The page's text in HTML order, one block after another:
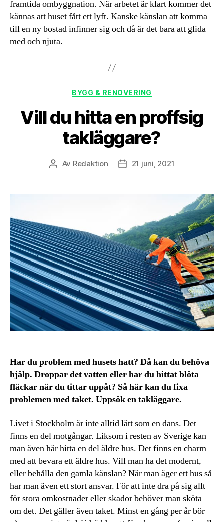
framtida ombyggnation. När arbetet är klart kommer det
kännas att huset fått ett lyft. Kanske känslan att komma
till en ny bostad infinner sig och då är det bara att glida
med och njuta.
Kategorier
BYGG & RENOVERING
Vill du hitta en proffsig
takläggare?
Inläggsförfattare
Av Redaktion Inläggsdatum
21 juni, 2021
Har du problem med husets hatt? Då kan du behöva
hjälp. Droppar det vatten eller har du hittat blöta
fläckar när du tittar uppåt? Så här kan du fixa
problemen med taket. Uppsök en takläggare.
Livet i Stockholm är inte alltid lätt som en dans. Det
finns en del motgångar. Liksom i resten av Sverige kan
man även här hitta en del äldre hus. Det finns en charm
med att bevara ett äldre hus. Vill man ha det modernt,
eller behålla den gamla känslan? När man äger ett hus så
har man även ett stort ansvar. För att inte dra på sig allt
för stora omkostnader eller skador behöver man sköta
om det. Det gäller även taket. Minst en gång per år bör